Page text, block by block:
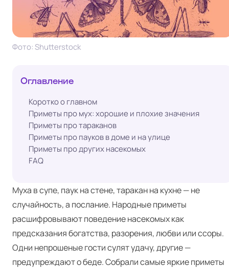
Фото: Shutterstock
Оглавление
Коротко о главном
Приметы про мух: хорошие и плохие значения
Приметы про тараканов
Приметы про пауков в доме и на улице
Приметы про других насекомых
FAQ
Муха в супе, паук на стене, таракан на кухне — не
случайность, а послание. Народные приметы
расшифровывают поведение насекомых как
предсказания богатства, разорения, любви или ссоры.
Одни непрошеные гости сулят удачу, другие —
предупреждают о беде. Собрали самые яркие приметы